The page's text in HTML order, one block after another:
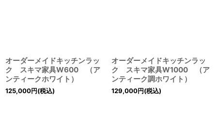
オーダーメイドキッチンラッ
ク スキマ家具W600 （ア
ンティークホワイト）
125,000円(税込)
オーダーメイドキッチンラッ
ク スキマ家具W1000 （ア
ンティーク調ホワイト）
129,000円(税込)